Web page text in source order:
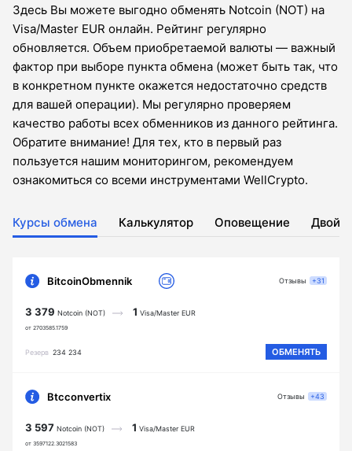
Здесь Вы можете выгодно обменять Notcoin (NOT) на
Visa/Master EUR онлайн. Рейтинг регулярно
обновляется. Объем приобретаемой валюты — важный
фактор при выборе пункта обмена (может быть так, что
в конкретном пункте окажется недостаточно средств
для вашей операции). Мы регулярно проверяем
качество работы всех обменников из данного рейтинга.
Обратите внимание! Для тех, кто в первый раз
пользуется нашим мониторингом, рекомендуем
ознакомиться со всеми инструментами WellCrypto.
Курсы обмена Калькулятор Оповещение
BitcoinObmennik
3 379 Notcoin (NOT)
от 2703585.1759
1 Visa/Master EUR
Резерв 234 234 ОБМЕНЯТЬ
Отзывы +31
Btcconvertix
3 597 Notcoin (NOT)
от 3597122.3021583
1 Visa/Master EUR
Отзывы +43